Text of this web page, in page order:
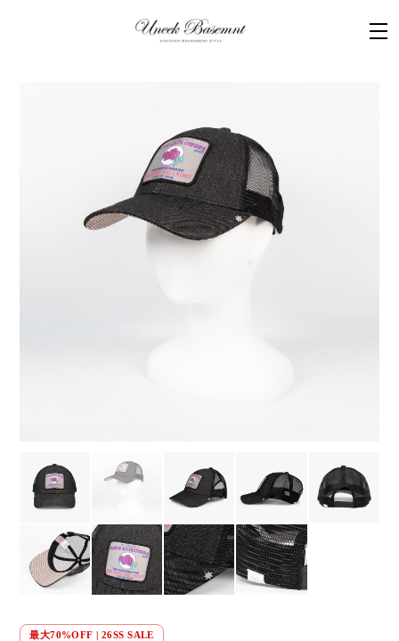
最大70%OFF | 26SS SALE